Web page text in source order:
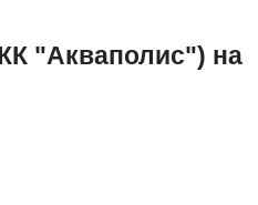
"Акваполис") на